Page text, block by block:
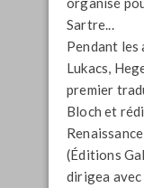
Sartre...
Pendant
Lukacs,
premier
Bloch et
(Éditions
dirigea